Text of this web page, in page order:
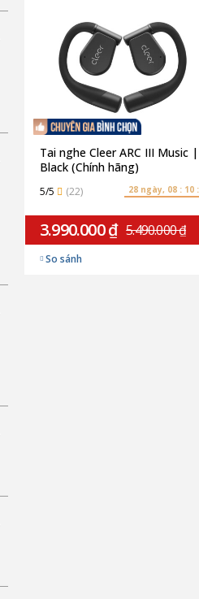
Tai nghe Cleer ARC III Music |
Black (Chính hãng)
5/5 (22) 28 ngày, 08 : 10
3.990.000 ₫ 5.490.000 ₫
So sánh